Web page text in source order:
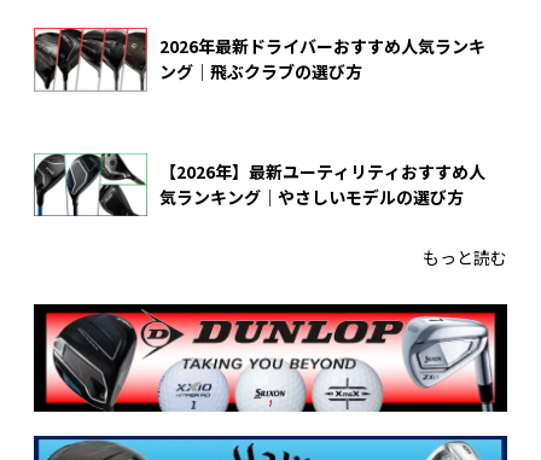
2026年最新ドライバーおすすめ人気ランキ
ング｜飛ぶクラブの選び方
【2026年】最新ユーティリティおすすめ人
気ランキング｜やさしいモデルの選び方
もっと読む